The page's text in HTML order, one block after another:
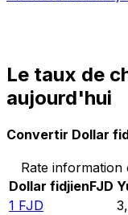
Le taux de
aujourd'hui
Convertir Dollar
Rate
Dollar fidjienFJD
1 FJD